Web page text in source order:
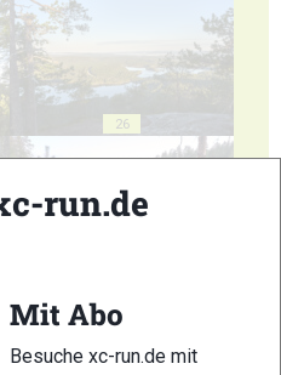
26
run.de
Mit Abo
Besuche xc-run.de mit